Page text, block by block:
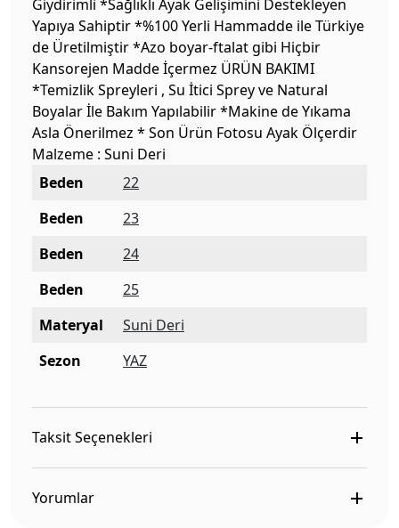
Giydirimli *Sağlıklı Ayak Gelişimini Destekleyen
Yapıya Sahiptir *%100 Yerli Hammadde ile Türkiye
de Üretilmiştir *Azo boyar-ftalat gibi Hiçbir
Kansorejen Madde İçermez ÜRÜN BAKIMI
*Temizlik Spreyleri , Su İtici Sprey ve Natural
Boyalar İle Bakım Yapılabilir *Makine de Yıkama
Asla Önerilmez * Son Ürün Fotosu Ayak Ölçerdir
Malzeme : Suni Deri
Beden
22
Beden
23
Beden
24
Beden
25
Materyal
Suni Deri
Sezon
YAZ
Taksit Seçenekleri
Yorumlar